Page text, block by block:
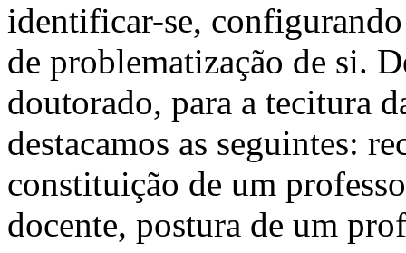
identificar-se,
de problematização de si.
doutorado, para a tecitura
destacamos as seguintes:
constituição de um
docente, postura de um